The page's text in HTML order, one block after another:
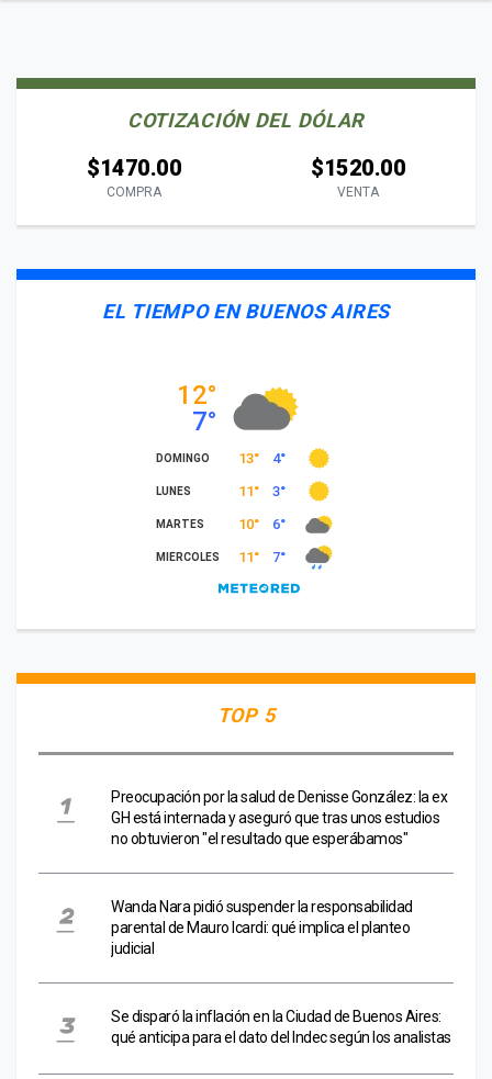
COTIZACIÓN DEL DÓLAR
$1470.00
COMPRA
$1520.00
VENTA
EL TIEMPO EN BUENOS AIRES
TOP 5
Preocupación por la salud de Denisse González: la ex
GH está internada y aseguró que tras unos estudios
no obtuvieron "el resultado que esperábamos"
Wanda Nara pidió suspender la responsabilidad
parental de Mauro Icardi: qué implica el planteo
judicial
Se disparó la inflación en la Ciudad de Buenos Aires:
qué anticipa para el dato del Indec según los analistas